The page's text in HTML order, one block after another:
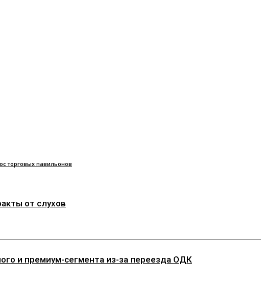
торговых павильонов
от слухов
и премиум-сегмента из-за переезда ОДК